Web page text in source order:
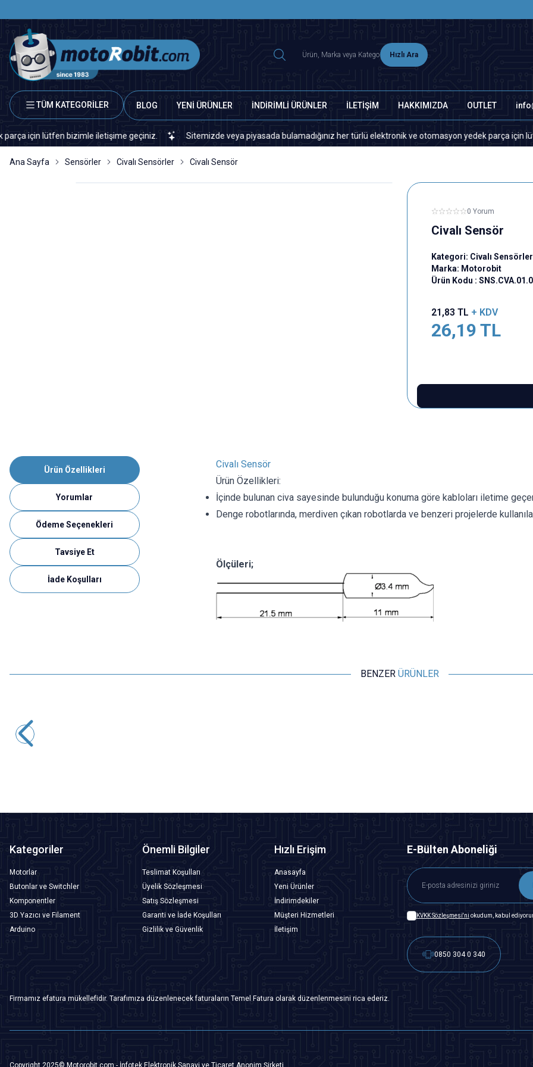
Hızlı Ara
TÜM KATEGORİLER BLOG YENİ ÜRÜNLER İNDİRİMLİ ÜRÜNLER İLETİŞİM HAKKIMIZDA OUTLET
lütfen bizimle iletişime geçiniz. Sitemizde veya piyasada bulamadığınız her türlü elektronik ve otomasyon yedek parça için lütfen
Ana Sayfa Sensörler Civalı Sensörler Civalı Sensör
0 Yorum
Civalı Sensör
Kategori: Civalı Sensörler
Marka: Motorobit
Ürün Kodu :
21,83 TL + KDV
26,19 TL
Ürün Özellikleri
Yorumlar
Ödeme Seçenekleri
Tavsiye Et
İade Koşulları
Civalı Sensör
Ürün Özellikleri:
İçinde bulunan civa sayesinde bulunduğu konuma göre kabloları iletime
Denge robotlarında, merdiven çıkan robotlarda ve benzeri projelerde
Ölçüleri;
BENZER ÜRÜNLER
Kategoriler
Motorlar
Butonlar ve Switchler
Komponentler
3D Yazıcı ve Filament
Arduino
Önemli Bilgiler
Teslimat Koşulları
Üyelik Sözleşmesi
Satış Sözleşmesi
Garanti ve İade Koşulları
Gizlilik ve Güvenlik
Hızlı Erişim
Anasayfa
Yeni Ürünler
İndirimdekiler
Müşteri Hizmetleri
İletişim
E-Bülten Aboneliği
KVKK Sözleşmesi'ni okudum, kabul
0850 304 0 340
Firmamız efatura mükellefidir. Tarafımıza düzenlenecek faturaların Temel Fatura olarak düzenlenmesini rica ederiz.
Copyright 2025© Motorobit.com - İnfotek Elektronik Sanayi ve Ticaret Anonim Şirketi